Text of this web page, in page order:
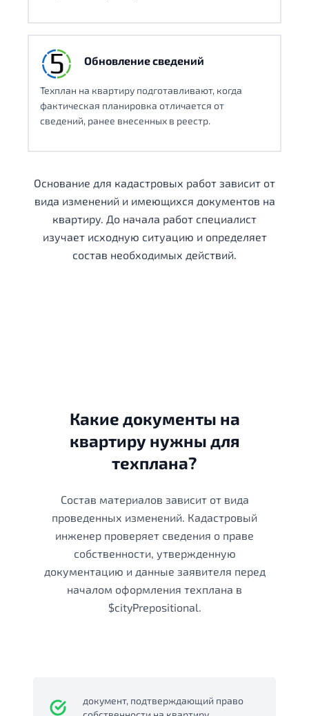
Обновление сведений
Техплан на квартиру подготавливают, когда
фактическая планировка отличается от
сведений, ранее внесенных в реестр.
Основание для кадастровых работ зависит от
вида изменений и имеющихся документов на
квартиру. До начала работ специалист
изучает исходную ситуацию и определяет
состав необходимых действий.
Какие документы на
квартиру нужны для
техплана?
Состав материалов зависит от вида
проведенных изменений. Кадастровый
инженер проверяет сведения о праве
собственности, утвержденную
документацию и данные заявителя перед
началом оформления техплана в
$cityPrepositional.
документ, подтверждающий право